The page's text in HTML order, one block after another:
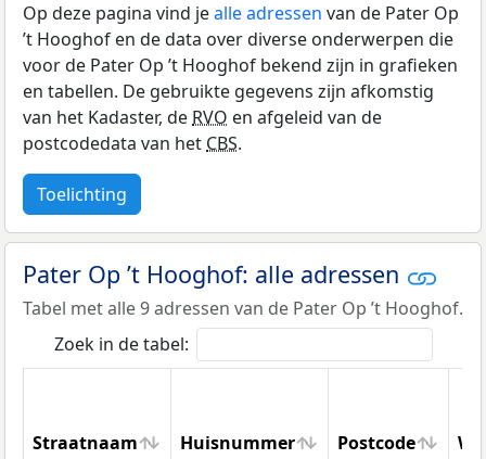
Op deze pagina vind jealle adressen van de Pater Op
’t Hooghof en de data over diverse onderwerpen die
voor de Pater Op ’t Hooghof bekend zijn in grafieken
en tabellen. De gebruikte gegevens zijn afkomstig
van het Kadaster, deRVO en afgeleid van de
postcodedata van hetCBS.
Toelichting
Pater Op ’t Hooghof: alle adressen
Tabel met alle 9 adressen van de Pater Op ’t Hooghof.
Zoek in de tabel:
Straatnaam Huisnummer Postcode